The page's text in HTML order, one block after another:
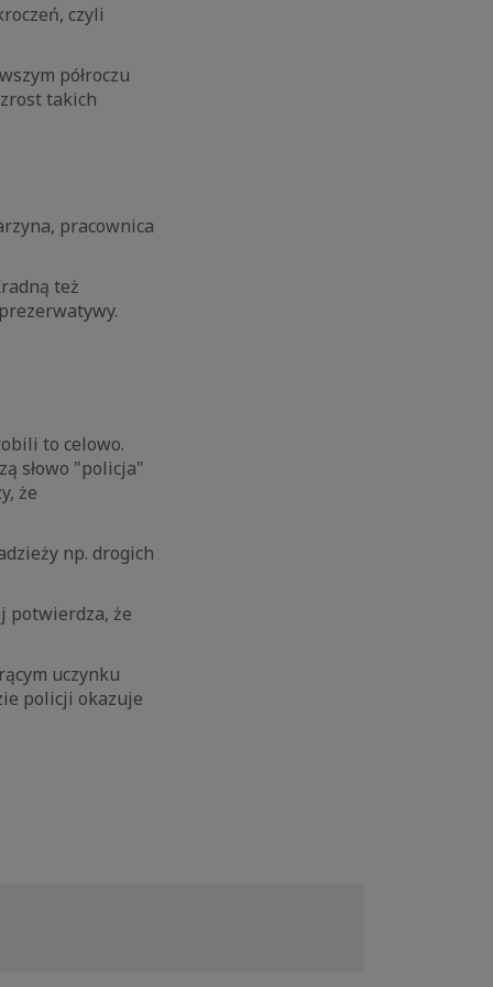
czyli
półroczu
takich
pracownica
też
to celowo.
słowo "policja"
że
np. drogich
potwierdza, że
uczynku
policji okazuje